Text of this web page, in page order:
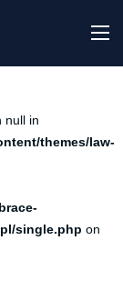
null in
themes/law-
single.php on